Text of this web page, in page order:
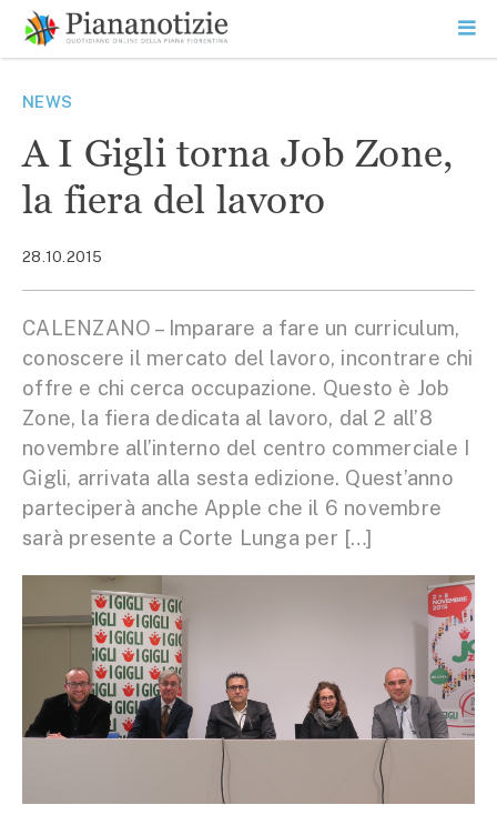
contenuto
SEARCH
NEWS
A I Gigli torna Job Zone,
la fiera del lavoro
28.10.2015
CALENZANO – Imparare a fare un curriculum,
conoscere il mercato del lavoro, incontrare chi
offre e chi cerca occupazione. Questo è Job
Zone, la fiera dedicata al lavoro, dal 2 all’8
novembre all’interno del centro commerciale I
Gigli, arrivata alla sesta edizione. Quest’anno
parteciperà anche Apple che il 6 novembre
sarà presente a Corte Lunga per […]